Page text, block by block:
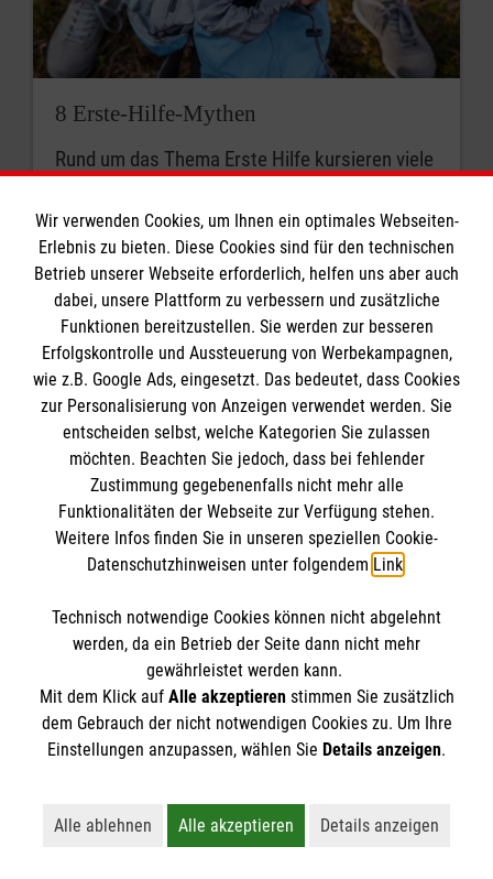
8 Erste-Hilfe-Mythen
Rund um das Thema Erste Hilfe kursieren viele
klären auf.
Darauf müssen Sie achten, wenn ein älterer
Mensch in Not gerät.
Wir verwenden Cookies, um Ihnen ein optimales Webseiten-
Erlebnis zu bieten. Diese Cookies sind für den technischen
Betrieb unserer Webseite erforderlich, helfen uns aber auch
dabei, unsere Plattform zu verbessern und zusätzliche
Funktionen bereitzustellen. Sie werden zur besseren
Erfolgskontrolle und Aussteuerung von Werbekampagnen,
wie z.B. Google Ads, eingesetzt. Das bedeutet, dass Cookies
zur Personalisierung von Anzeigen verwendet werden. Sie
entscheiden selbst, welche Kategorien Sie zulassen
möchten. Beachten Sie jedoch, dass bei fehlender
Zustimmung gegebenenfalls nicht mehr alle
Funktionalitäten der Webseite zur Verfügung stehen.
Weitere Infos finden Sie in unseren speziellen Cookie-
Datenschutzhinweisen unter folgendem Link.
Technisch notwendige Cookies können nicht abgelehnt
werden, da ein Betrieb der Seite dann nicht mehr
gewährleistet werden kann.
Mit dem Klick auf Alle akzeptierenstimmen Sie zusätzlich
dem Gebrauch der nicht notwendigen Cookies zu. Um Ihre
Einstellungen anzupassen, wählen Sie Details anzeigen.
Alle ablehnen
Lehnt alle nicht-essentiellen Cookies ab
Alle akzeptieren
Akzeptiert alle Cookies
Details anzeigen